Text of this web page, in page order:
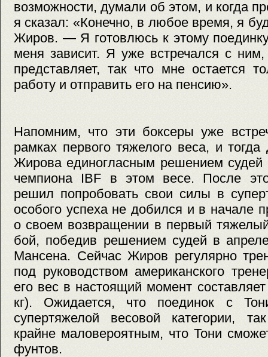
возможности, думали об этом, и когда
я сказал: «Конечно, в любое время, я
Жиров. — Я готовлюсь к этому
меня зависит. Я уже встречался с
представляет, так что мне остается
работу и отправить его на пенсию».
Напомним, что эти боксеры уже
рамках первого тяжелого веса, и
Жирова единогласным решением судей
чемпиона IBF в этом весе. После
решил попробовать свои силы в
особого успеха не добился и в начале
о своем возвращении в первый
бой, победив решением судей в
Мансена. Сейчас Жиров регулярно
под руководством американского
его вес в настоящий момент
кг). Ожидается, что поединок с
супертяжелой весовой категории,
крайне маловероятным, что Тони
фунтов.